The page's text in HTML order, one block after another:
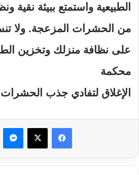
الطبيعية واستمتع ببيئة نقية
من الحشرات المزعجة. ولا
على نظافة منزلك وتخزين
محكمة
الإغلاق لتفادي جذب